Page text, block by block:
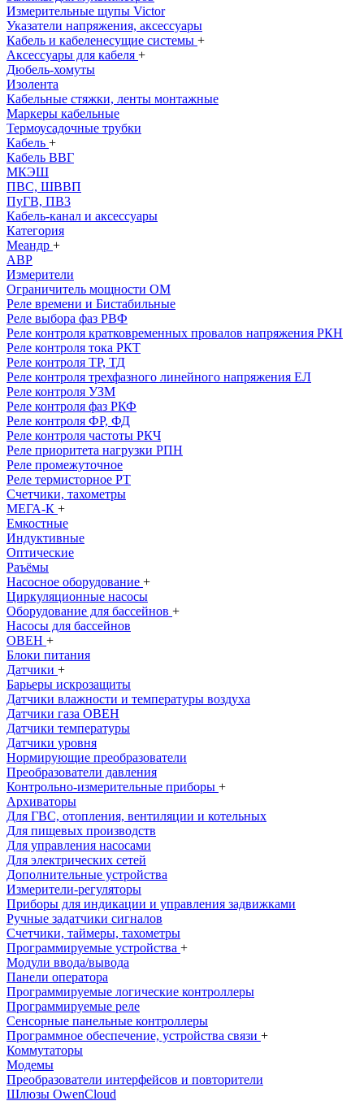
Измерительные щупы Victor
Указатели напряжения, аксессуары
Кабель и кабеленесущие системы +
Аксессуары для кабеля +
Дюбель-хомуты
Изолента
Кабельные стяжки, ленты монтажные
Маркеры кабельные
Термоусадочные трубки
Кабель +
Кабель ВВГ
МКЭШ
ПВС, ШВВП
ПуГВ, ПВ3
Кабель-канал и аксессуары
Категория
Меандр +
АВР
Измерители
Ограничитель мощности ОМ
Реле времени и Бистабильные
Реле выбора фаз РВФ
Реле контроля кратковременных провалов напряжения РКН
Реле контроля тока РКТ
Реле контроля ТР, ТД
Реле контроля трехфазного линейного напряжения ЕЛ
Реле контроля УЗМ
Реле контроля фаз РКФ
Реле контроля ФР, ФД
Реле контроля частоты РКЧ
Реле приоритета нагрузки РПН
Реле промежуточное
Реле термисторное РТ
Счетчики, тахометры
МЕГА-К +
Емкостные
Индуктивные
Оптические
Раъёмы
Насосное оборудование +
Циркуляционные насосы
Оборудование для бассейнов +
Насосы для бассейнов
ОВЕН +
Блоки питания
Датчики +
Барьеры искрозащиты
Датчики влажности и температуры воздуха
Датчики газа ОВЕН
Датчики температуры
Датчики уровня
Нормирующие преобразователи
Преобразователи давления
Контрольно-измерительные приборы +
Архиваторы
Для ГВС, отопления, вентиляции и котельных
Для пищевых производств
Для управления насосами
Для электрических сетей
Дополнительные устройства
Измерители-регуляторы
Приборы для индикации и управления задвижками
Ручные задатчики сигналов
Счетчики, таймеры, тахометры
Программируемые устройства +
Модули ввода/вывода
Панели оператора
Программируемые логические контроллеры
Программируемые реле
Сенсорные панельные контроллеры
Программное обеспечение, устройства связи +
Коммутаторы
Модемы
Преобразователи интерфейсов и повторители
Шлюзы OwenCloud